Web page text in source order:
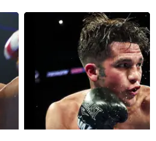
タ
ス
WBA世界バンタム級タイトルマッチ
アントニオ・バルガス対ジェシー・ロ
ドリゲス